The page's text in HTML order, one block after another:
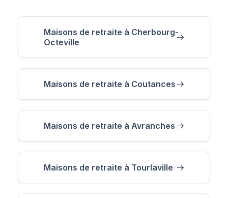
Maisons de retraite à Cherbourg-
Octeville
Maisons de retraite à Coutances
Maisons de retraite à Avranches
Maisons de retraite à Tourlaville